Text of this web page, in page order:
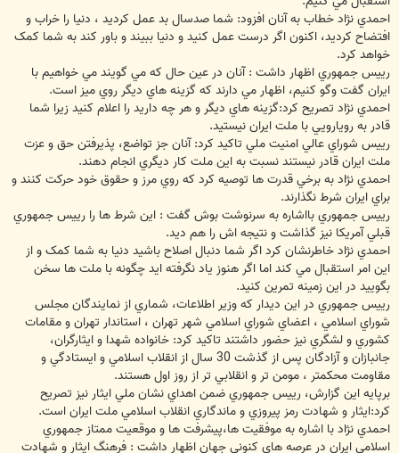
احمدي نژاد خطاب به آنان افزود: شما صدسال بد عمل کرديد ، دنيا را خراب و
افتضاح کرديد، اکنون اگر درست عمل کنيد و دنيا ببيند و باور کند به شما کمک
خواهد کرد.
رييس جمهوري اظهار داشت : آنان در عين حال که مي گويند مي خواهيم با
ايران گفت وگو کنيم، اظهار مي دارند که گزينه هاي ديگر روي ميز است.
احمدي نژاد تصريح کرد:گزينه هاي ديگر و هر چه داريد را اعلام کنيد زيرا شما
قادر به رويارويي با ملت ايران نيستيد.
رييس شوراي عالي امنيت ملي تاکيد کرد: آنان جز تواضع، پذيرفتن حق و عزت
ملت ايران قادر نيستند نسبت به اين ملت کار ديگري انجام دهند.
احمدي نژاد به برخي قدرت ها توصيه کرد که روي مرز و حقوق خود حرکت کنند و
براي ايران شرط نگذارند.
رييس جمهوري بااشاره به سرنوشت بوش گفت : اين شرط ها را رييس جمهوري
قبلي آمريکا نيز گذاشت و نتيجه اش را هم ديد.
احمدي نژاد خاطرنشان کرد اگر شما دنبال اصلاح باشيد دنيا به شما کمک و از
اين امر استقبال مي کند اما اگر هنوز ياد نگرفته ايد چگونه با ملت ها سخن
بگوييد در اين زمينه تمرين کنيد.
رييس جمهوري در اين ديدار که وزير اطلاعات، شماري از نمايندگان مجلس
شوراي اسلامي ، اعضاي شوراي اسلامي شهر تهران ، استاندار تهران و مقامات
کشوري و لشگري نيز حضور داشتند تاکيد کرد: خانواده شهدا و ايثارگران،
جانبازان و آزادگان پس از گذشت 30 سال از انقلاب اسلامي و ايستادگي و
مقاومت محکمتر ، مومن تر و انقلابي تر از روز اول هستند.
برپايه اين گزارش، رييس جمهوري ضمن اهداي نشان ملي ايثار نيز تصريح
کرد:ايثار و شهادت رمز پيروزي و ماندگاري انقلاب اسلامي ملت ايران است.
احمدي نژاد با اشاره به موفقيت ها،پيشرفت ها و موقعيت ممتاز جمهوري
اسلامي ايران در عرصه هاي کنوني جهان اظهار داشت : فرهنگ ايثار و شهادت